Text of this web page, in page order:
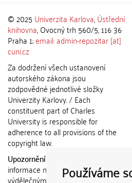
Používáme
© 2025 Univerzita Karlova,Ústřední
knihovna, Ovocný trh 560/5, 116 36
Praha 1;email: admin-repozitar [at]
cuni.cz
Za dodržení všech ustanovení
autorského zákona jsou
zodpovědné jednotlivé složky
Univerzity Karlovy. / Each
constituent part of Charles
University is responsible for
adherence to all provisions of the
copyright law.
Upozornění / Notice:
informace nemohou být použity k
výdělečným účelům nebo vydávány